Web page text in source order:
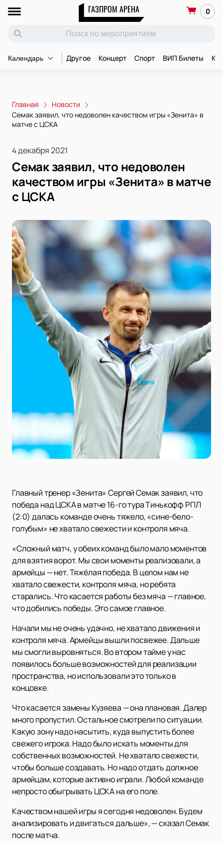
ГАЗПРОМ АРЕНА 0
Календарь Другое Концерт Спорт ВИП Билеты
Главная
Новости
Семак заявил, что недоволен качеством игры «Зенита» в
матче с ЦСКА
4 декабря 2021
Семак заявил, что недоволен
качеством игры «Зенита» в матче
с ЦСКА
Главный тренер «Зенита» Сергей Семак заявил, что
победа над ЦСКА в матче 16-го тура Тинькофф РПЛ
(2:0) далась команде очень тяжело, «сине-бело-
голубым» не хватало свежести и контроля мяча.
«Сложный матч, у обеих команд было мало моментов
для взятия ворот. Мы свои моменты реализовали, а
армейцы — нет. Тяжёлая победа. В целом нам не
хватало свежести, контроля мяча, но ребята
старались. Что касается работы без мяча — главное,
что добились победы. Это самое главное.
Начали мы не очень удачно, не хватало движения и
контроля мяча. Армейцы вышли посвежее. Дальше
мы смогли выровняться. Во втором тайме у нас
появилось больше возможностей для реализации
пространства, но использовали это только в
концовке.
Что касается замены Кузяева — она плановая. Далер
много пропустил. Остальное смотрели по ситуации.
Какую зону надо насытить, куда выпустить более
свежего игрока. Надо было искать моменты для
собственных возможностей. Не хватало свежести,
чтобы больше создавать. Но надо отдать должное
армейцам, которые активно играли. Любой команде
непросто обыгрывать ЦСКА на его поле.
Качеством нашей игры я сегодня недоволен. Будем
анализировать и двигаться дальше», — сказал Семак
после матча.